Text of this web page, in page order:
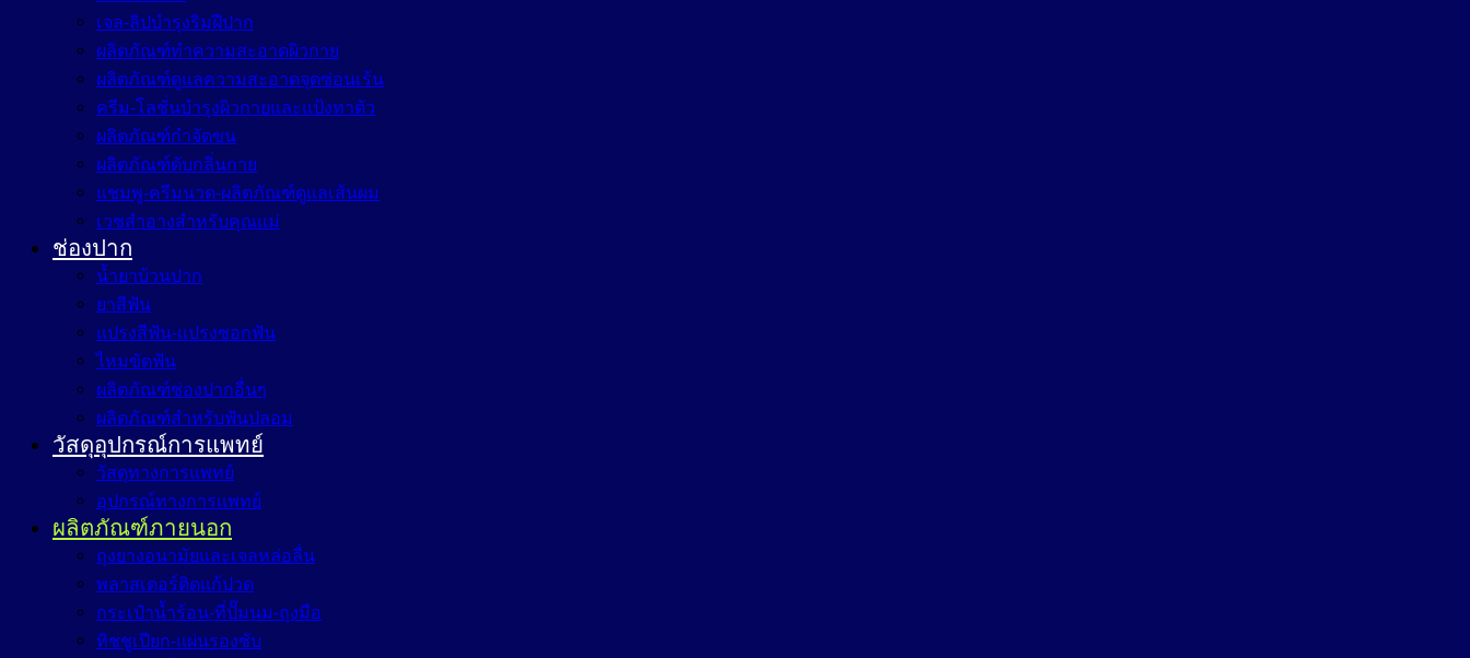
เจล-ลิปบำรุงริมฝีปาก
ผลิตภัณฑ์ทำความสะอาดผิวกาย
ผลิตภัณฑ์ดูแลความสะอาดจุดซ่อนเร้น
ครีม-โลชั่นบำรุงผิวกายและแป้งทาตัว
ผลิตภัณฑ์กำจัดขน
ผลิตภัณฑ์ดับกลิ่นกาย
แชมพู-ครีมนวด-ผลิตภัณฑ์ดูแลเส้นผม
เวชสำอางสำหรับคุณแม่
ช่องปาก
น้ำยาบ้วนปาก
ยาสีฟัน
แปรงสีฟัน-แปรงซอกฟัน
ไหมขัดฟัน
ผลิตภัณฑ์ช่องปากอื่นๆ
ผลิตภัณฑ์สำหรับฟันปลอม
วัสดุอุปกรณ์การแพทย์
วัสดุทางการแพทย์
อุปกรณ์ทางการแพทย์
ผลิตภัณฑ์ภายนอก
ถุงยางอนามัยและเจลหล่อลื่น
พลาสเตอร์ติดแก้ปวด
กระเป๋าน้ำร้อน-ที่ปั๊มนม-ถุงมือ
ทิชชูเปียก-แผ่นรองซับ